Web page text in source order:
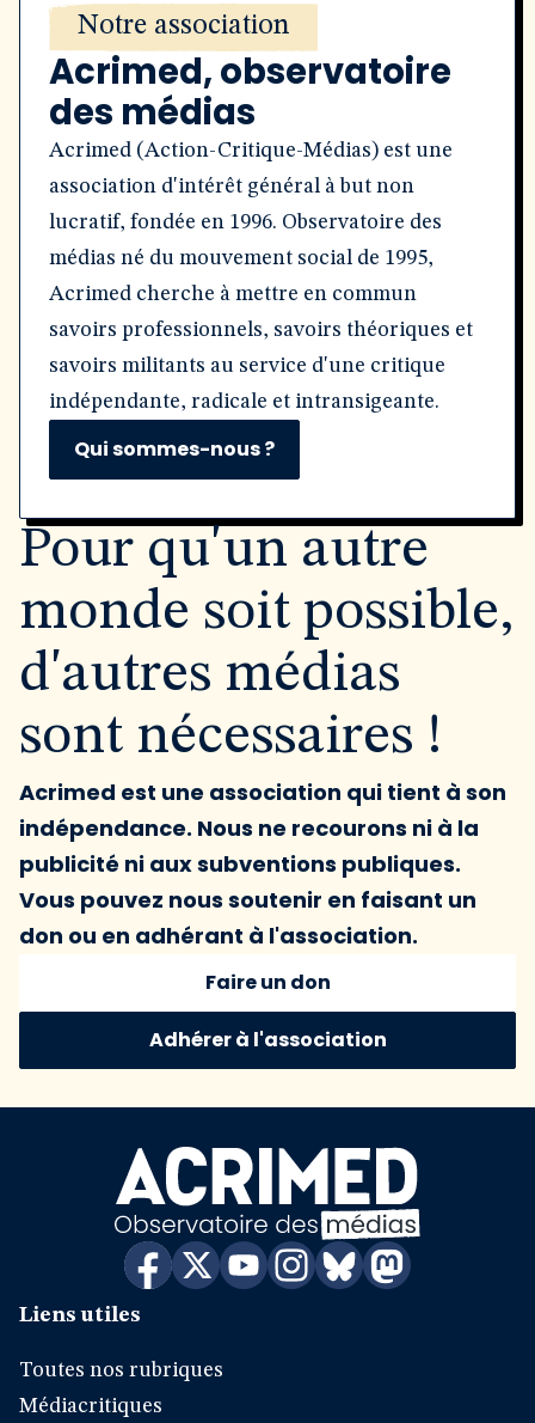
Notre association
Acrimed, observatoire
des médias
Acrimed (Action-Critique-Médias) est une
association d'intérêt général à but non
lucratif, fondée en 1996. Observatoire des
médias né du mouvement social de 1995,
Acrimed cherche à mettre en commun
savoirs professionnels, savoirs théoriques et
savoirs militants au service d'une critique
indépendante, radicale et intransigeante.
Qui sommes-nous ?
Pour qu'un autre
monde soit possible,
d'autres médias
sont nécessaires !
Acrimed est une association qui tient à son
indépendance. Nous ne recourons ni à la
publicité ni aux subventions publiques.
Vous pouvez nous soutenir en faisant un
don ou en adhérant à l'association.
Faire un don
Adhérer à l'association
Liens utiles
Toutes nos rubriques
Médiacritiques